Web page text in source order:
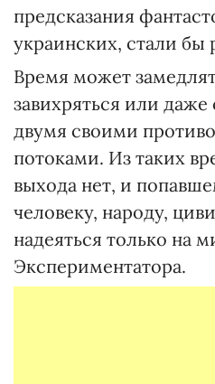
предсказания
украинских, стали бы
Время может
завихряться или
двумя своими
потоками. Из таких
выхода нет, и
человеку, народу,
надеяться только на
Экспериментатора.